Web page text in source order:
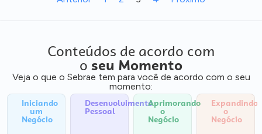
Conteúdos de acordo com
o seu Momento
Veja o que o Sebrae tem para você de acordo com o seu
momento:
Iniciando
um
Negócio
Desenvolvimento
Pessoal
Aprimorando
o
Negócio
Expandindo
o
Negócio